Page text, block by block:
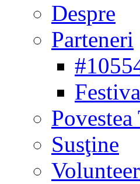
Despre
Parteneri
Povestea
Susţine